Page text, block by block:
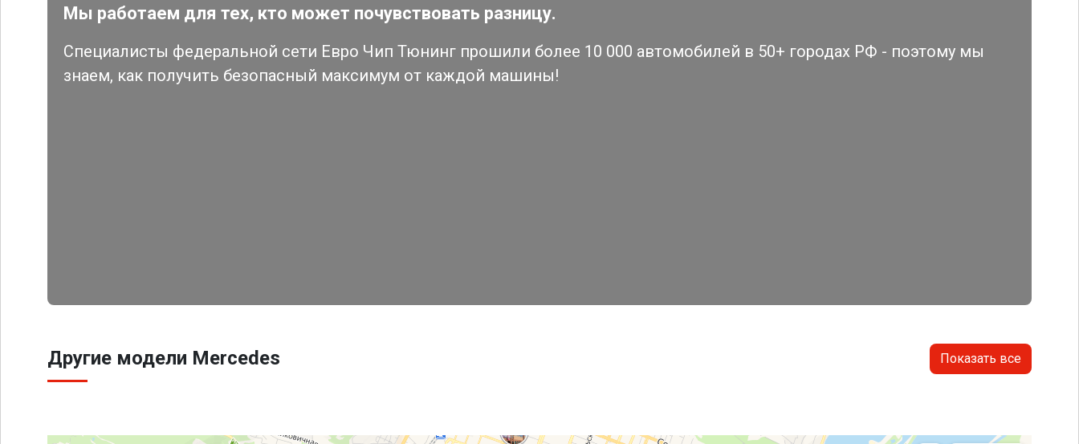
Мы работаем для тех, кто может почувствовать разницу.
Специалисты федеральной сети Евро Чип Тюнинг прошили более 10 000 автомобилей в 50+ городах РФ - поэтому мы
знаем, как получить безопасный максимум от каждой машины!
Другие модели Mercedes Показать все